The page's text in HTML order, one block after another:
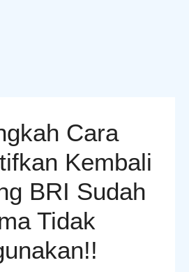
Cara
Kembali
BRI Sudah
Tidak